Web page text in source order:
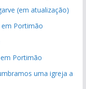
(em atualização)
Portimão
Portimão
uma igreja a